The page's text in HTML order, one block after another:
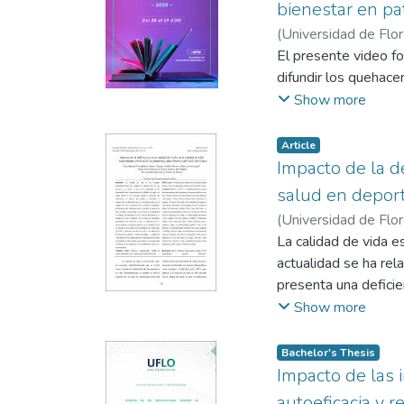
de flexibilidad.
Este programa se
estáticos y
beneficios de la
a través del test
disminuyeron en
mayor
lesión.
Estos resultados
mejorar el
bienestar en
(Universidad de
Lucila;Rosas, Analía
El presente video
difundir los
Show more
Article
Impacto de la
salud en
(Universidad de
La calidad de vida
actualidad se ha
presenta una
calidad de vida en
vida en relación
impacto negativo
sociales
Show more
Bachelor's Thesis
Impacto de las